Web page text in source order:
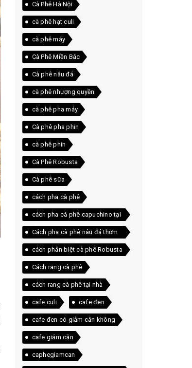
Cà Phê Hà Nội
cà phê hạt culi
cà phê máy
Cà Phê Miền Bắc
Cà phê nâu đá
cà phê nhượng quyền
cà phê pha máy
Cà phê pha phin
cà phê phin
Cà Phê Robusta
Cà phê sữa
cách pha cà phê
cách pha cà phê capuchino tại
nhà
Cách pha cà phê nâu đá thơm
ngon ngay tại nhà
cách phân biệt cà phê Robusta
và Arabica
Cách rang cà phê
cách rang cà phê tại nhà
cafe culi cafe đen
cafe đen có giảm cân không
cafe giảm cân
caphegiamcan